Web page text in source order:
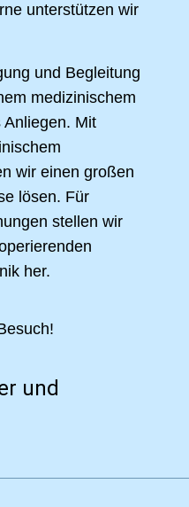
unterstützen wir
und Begleitung
medizinischem
Mit
wir einen großen
lösen. Für
stellen wir
her.
und